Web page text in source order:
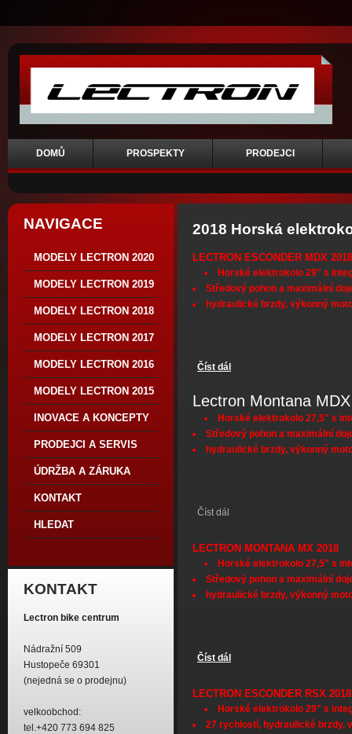
DOMŮ PROSPEKTY PRODEJCI
NAVIGACE
MODELY LECTRON 2020
MODELY LECTRON 2019
MODELY LECTRON 2018
MODELY LECTRON 2017
MODELY LECTRON 2016
MODELY LECTRON 2015
INOVACE A KONCEPTY
PRODEJCI A SERVIS
ÚDRŽBA A ZÁRUKA
KONTAKT
HLEDAT
KONTAKT
Lectron bike centrum
Nádražní 509
Hustopeče 69301
(nejedná se o prodejnu)
velkoobchod:
tel.+420 773 694 825
2018 Horská
LECTRON ESCONDER MDX 2018
Horské elektrokolo 29" s
Středový pohon a maximální
hydraulické brzdy, výkonný
Číst dál
Lectron Montana
Horské elektrokolo 27,5" s
Středový pohon a maximální
hydraulické brzdy, výkonný
Číst dál
LECTRON MONTANA MX 2018
Horské elektrokolo 27,5" s
Středový pohon a maximální
hydraulické brzdy, výkonný
Číst dál
LECTRON ESCONDER RSX 2018
Horské elektrokolo 29" s
27 rychlostí, hydraulické brzdy,